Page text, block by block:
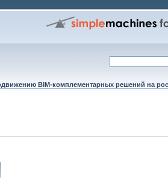
BIM-комплементарных решений на